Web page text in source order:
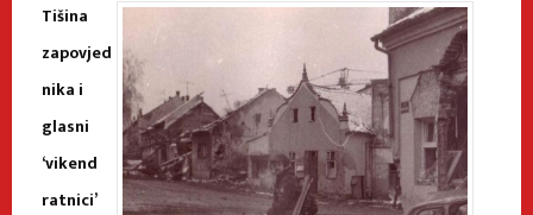
Tišina
zapovjed
nika i
glasni
‘vikend
ratnici’